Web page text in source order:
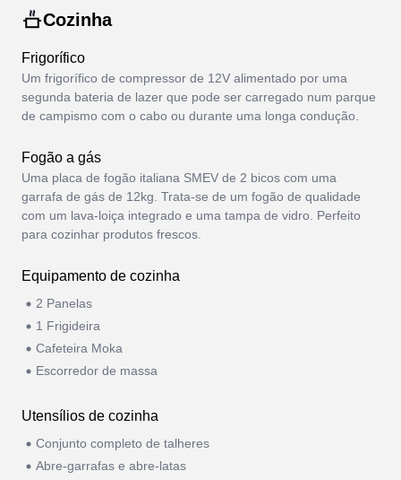
apresentada.
Cozinha
Frigorífico
Um frigorífico de compressor de 12V alimentado por uma
segunda bateria de lazer que pode ser carregado num parque
de campismo com o cabo ou durante uma longa condução.
Fogão a gás
Uma placa de fogão italiana SMEV de 2 bicos com uma
garrafa de gás de 12kg. Trata-se de um fogão de qualidade
com um lava-loiça integrado e uma tampa de vidro. Perfeito
para cozinhar produtos frescos.
Equipamento de cozinha
2 Panelas
1 Frigideira
Cafeteira Moka
Escorredor de massa
Utensílios de cozinha
Conjunto completo de talheres
Abre-garrafas e abre-latas